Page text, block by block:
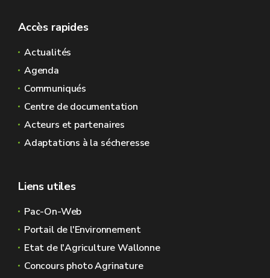
Accès rapides
Actualités
Agenda
Communiqués
Centre de documentation
Acteurs et partenaires
Adaptations à la sécheresse
Liens utiles
Pac-On-Web
Portail de l'Environnement
Etat de l'Agriculture Wallonne
Concours photo Agrinature